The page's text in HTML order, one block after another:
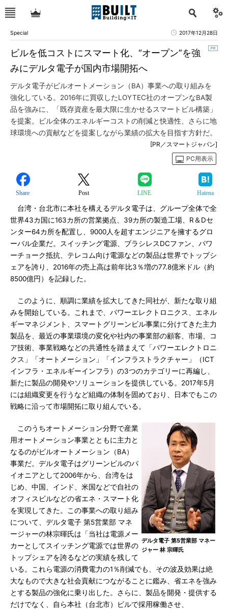
Special 2017年12月28日
ビルを低コストにスマート化、“オープン”を強
みにデルタ電子が国内市場開拓へ
デルタ電子がビルオートメーション（BA）事業への取り組みを
強化している。2016年に買収したLOYTEC社のオープンなBA製
品を強みに、「既存資産を最大限に生かせるスマートビル構築」
を提案。ビル全体のエネルギーコストの削減と快適性、さらに地
球環境への貢献などを提案しながら業績の拡大を目指す方針だ。
[PR／スマートジャパン]
PC用表示
Share Post LINE Hatena
台湾・台北市に本社を構えるデルタ電子は、グループ全体で全
世界43カ国に163カ所の営業拠点、39カ所の製造工場、R＆Dセ
ンター64カ所を配置し、9000人を超すエンジニアを擁するグロ
ーバル企業だ。スイッチング電源、ブラシレスDCファン、パワ
ーチョーク抵抗、テレコム向け電源などの製品は世界でトップシ
ェアを誇り、2016年の売上高は前年比3％増の77.8億米ドル（約
8500億円）を記録した。
このように、順調に業績を拡大してきた同社が、新たな取り組
みを開始している。これまで、パワーエレクトロニクス、エネル
ギーマネジメント、スマートグリーンビル事業に分けてきた主力
製品を、最近の事業環境の変化や社内の事業部の顧客、市場、コ
ア技術、事業戦略などの共通性を踏まえて「パワーエレクトロニ
クス」「オートメーション」「インフラストラクチャー」（ICT
インフラ・エネルギーインフラ）の3つのカテゴリーに再編し、
新たに製品の開発やソリューションを提供している。2017年5月
には組織変更を行うなど組織の体制を固めており、日本でもこの
戦略に沿って市場開拓に取り組んでいる。
デルタ電子 第5営業部 マネー
ジャー 林 宗暉氏
このうちオートメーション分野で産業
用オートメーション事業とともに主力と
なるのがビルオートメーション（BA）
事業だ。デルタ電子はグリーンビルのパ
イオニアとして2006年から、台湾をは
じめ、中国、インド、米国などで自社の
オフィスビルなどの省エネ・スマート化
を実現してきた。この事業への取り組み
について、デルタ電子 第5営業部 マネ
ージャーの林宗暉氏は「当社は電源メー
カーとしてスイッチング電源では世界の
トップシェアを誇るなどの実績を残して
いる。これら電源の消費電力の1％削減でも、その波及効果は絶
大なもので大きな社会貢献につながることに鑑み、省エネを強み
とする製品の強化に乗り出した。さらに、製品を開発・提供する
だけでなく、自ら本社（台北市）ビルで採用稼働させ、